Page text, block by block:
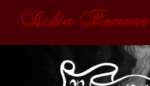
Ischia Romano